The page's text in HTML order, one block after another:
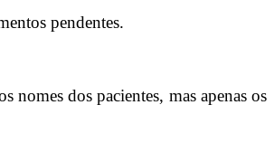
pendentes.
nomes dos pacientes, mas apenas os